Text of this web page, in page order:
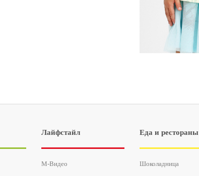
Лайфстайл
М-Видео
Еда и рестораны
Шоколадница